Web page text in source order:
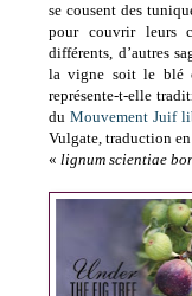
se cousent des
pour couvrir leurs
différents, d’autres
la vigne soit le blé
représente-t-elle
duMouvement Juif
Vulgate, traduction
« lignum scientiae